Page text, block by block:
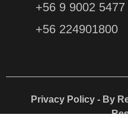
+56 9 9002 5477
+56 224901800
Privacy Policy - By